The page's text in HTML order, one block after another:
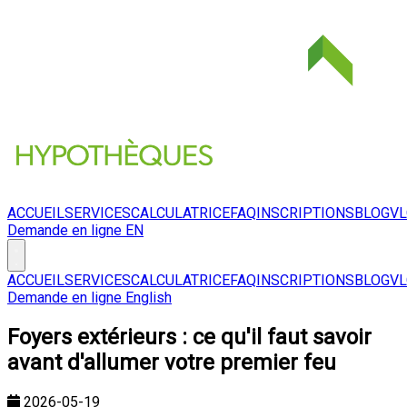
ACCUEILSERVICESCALCULATRICEFAQINSCRIPTIONSBLOG
Demande en ligne EN
ACCUEILSERVICESCALCULATRICEFAQINSCRIPTIONSBLOG
Demande en ligne English
Foyers extérieurs : ce qu'il faut savoir
avant d'allumer votre premier feu
2026-05-19